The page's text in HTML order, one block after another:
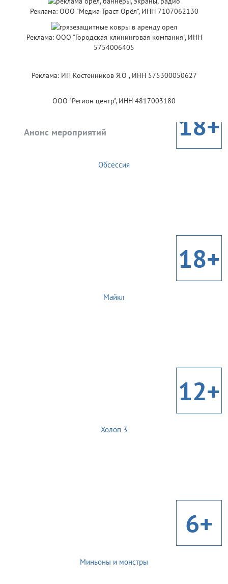
Реклама: ООО "Медиа Траст Орёл", ИНН 7107062130
Реклама: ООО "Городская клининговая компания", ИНН
5754006405
Реклама: ИП Костенников Я.О , ИНН 575300050627
ООО "Регион центр", ИНН 4817003180
Анонс мероприятий 18+
Обсессия
18+
Майкл
12+
Холоп 3
6+
Миньоны и монстры